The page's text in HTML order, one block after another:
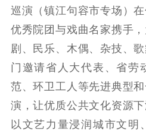
理论
理论学习 宣传宣
哲学
社科强省 工作通
江苏文脉
巡演（镇江句容市专场）
优秀院团与戏曲名家携手
剧、民乐、木偶、杂技、
门邀请省人大代表、省劳
范、环卫工人等先进典型
演，让优质公共文化资源
以文艺力量浸润城市文明